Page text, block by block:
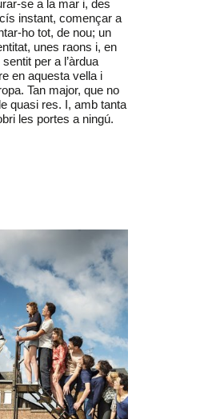
se a la mar i, des
instant, començar a
ho tot, de nou; un
unes raons i, en
per a l’àrdua
en aquesta vella i
Tan major, que no
quasi res. I, amb tanta
les portes a ningú.